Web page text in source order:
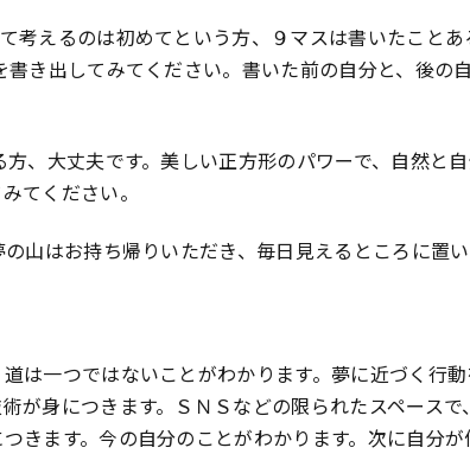
考えるのは初めてという方、９マスは書いたこと
き出してみてください。書いた前の自分と、後の
、大丈夫です。美しい正方形のパワーで、自然と
てください。
山はお持ち帰りいただき、毎日見えるところに置
は一つではないことがわかります。夢に近づく行
が身につきます。ＳＮＳなどの限られたスペース
きます。今の自分のことがわかります。次に自分